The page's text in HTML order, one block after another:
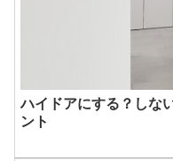
ハイドアにする？しな
ント